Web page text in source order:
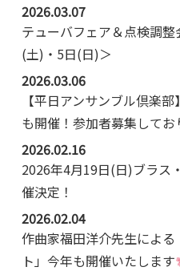
2026.03.07
テューバフェア＆点検調
(土)・5日(日)＞
2026.03.06
【平日アンサンブル倶楽
も開催！参加者募集してお
2026.02.16
2026年4月19日(日)ブラス
催決定！
2026.02.04
作曲家福田洋介先生によ
ト」今年も開催いたします